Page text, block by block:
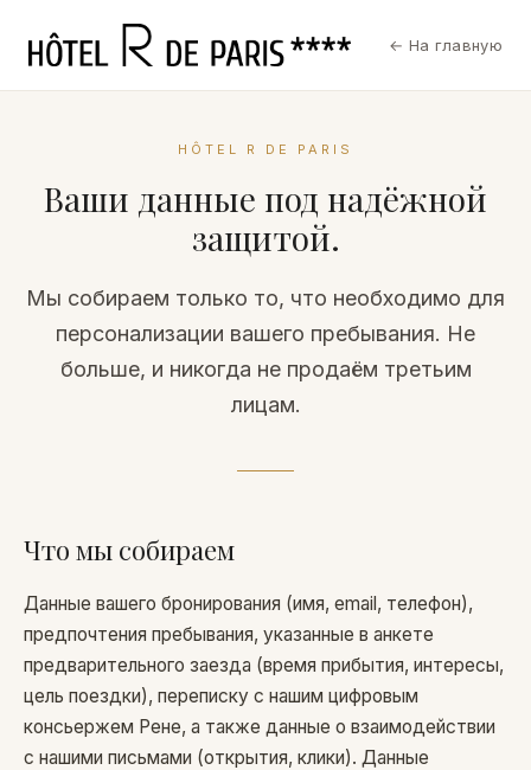
← На главную
HÔTEL R DE PARIS
Ваши данные под надёжной
защитой.
Мы собираем только то, что необходимо для
персонализации вашего пребывания. Не
больше, и никогда не продаём третьим
лицам.
Что мы собираем
Данные вашего бронирования (имя, email, телефон),
предпочтения пребывания, указанные в анкете
предварительного заезда (время прибытия, интересы,
цель поездки), переписку с нашим цифровым
консьержем Рене, а также данные о взаимодействии
с нашими письмами (открытия, клики). Данные